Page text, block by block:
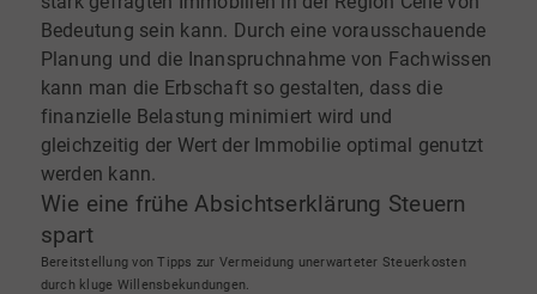
Bedeutung sein kann. Durch eine vorausschauende
Planung und die Inanspruchnahme von Fachwissen
kann man die Erbschaft so gestalten, dass die
finanzielle Belastung minimiert wird und
gleichzeitig der Wert der Immobilie optimal genutzt
werden kann.
Wie eine frühe Absichtserklärung Steuern
spart
Bereitstellung von Tipps zur Vermeidung unerwarteter Steuerkosten
durch kluge Willensbekundungen.